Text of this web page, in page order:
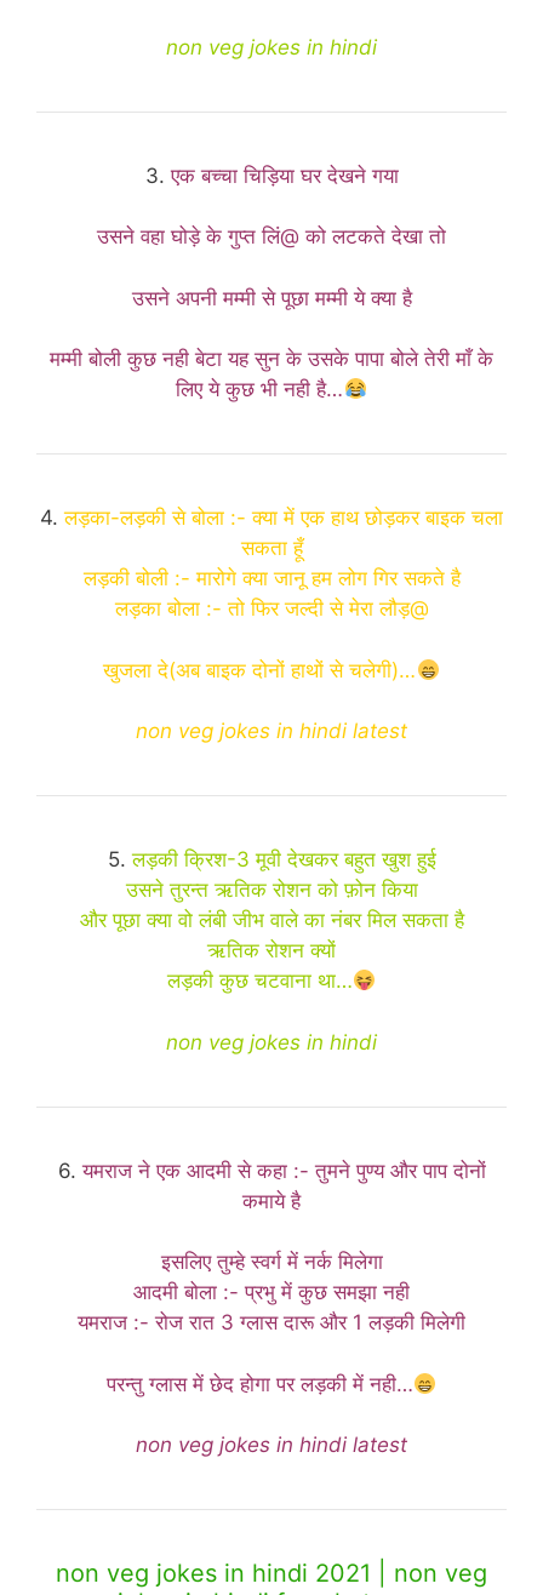
non veg jokes in hindi
3.एक बच्चा चिड़िया घर देखने गया
उसने वहा घोड़े के गुप्त लिं@ को लटकते देखा तो
उसने अपनी मम्मी से पूछा मम्मी ये क्या है
मम्मी बोली कुछ नही बेटा यह सुन के उसके पापा बोले तेरी माँ के
लिए ये कुछ भी नही है…
4.लड़का-लड़की से बोला :- क्या में एक हाथ छोड़कर बाइक चला
सकता हूँ
लड़की बोली :- मारोगे क्या जानू हम लोग गिर सकते है
लड़का बोला :- तो फिर जल्दी से मेरा लौड़@
खुजला दे(अब बाइक दोनों हाथों से चलेगी)…
non veg jokes in hindi latest
5.लड़की क्रिश-3 मूवी देखकर बहुत खुश हुई
उसने तुरन्त ऋतिक रोशन को फ़ोन किया
और पूछा क्या वो लंबी जीभ वाले का नंबर मिल सकता है
ऋतिक रोशन क्यों
लड़की कुछ चटवाना था…
non veg jokes in hindi
6.यमराज ने एक आदमी से कहा :- तुमने पुण्य और पाप दोनों
कमाये है
इसलिए तुम्हे स्वर्ग में नर्क मिलेगा
आदमी बोला :- प्रभु में कुछ समझा नही
यमराज :- रोज रात 3 ग्लास दारू और 1 लड़की मिलेगी
परन्तु ग्लास में छेद होगा पर लड़की में नही…
non veg jokes in hindi latest
non veg jokes in hindi 2021 | non veg